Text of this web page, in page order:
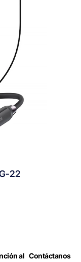
22
al Contáctanos